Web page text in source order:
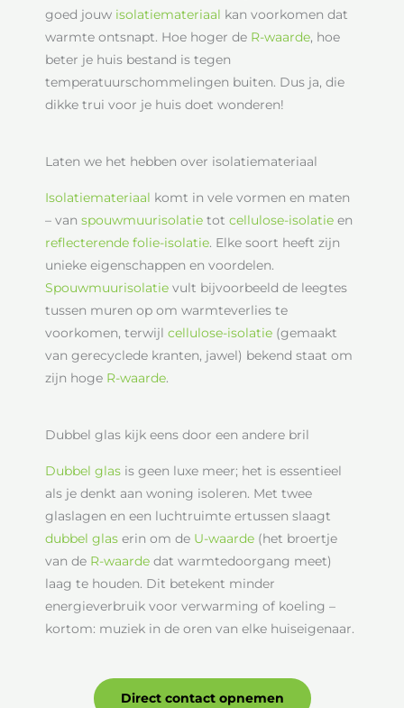
goed jouw isolatiemateriaal kan voorkomen dat
warmte ontsnapt. Hoe hoger de R-waarde, hoe
beter je huis bestand is tegen
temperatuurschommelingen buiten. Dus ja, die
dikke trui voor je huis doet wonderen!
Laten we het hebben over isolatiemateriaal
Isolatiemateriaal komt in vele vormen en maten
– van spouwmuurisolatie tot cellulose-isolatie en
reflecterende folie-isolatie. Elke soort heeft zijn
unieke eigenschappen en voordelen.
Spouwmuurisolatie vult bijvoorbeeld de leegtes
tussen muren op om warmteverlies te
voorkomen, terwijl cellulose-isolatie (gemaakt
van gerecyclede kranten, jawel) bekend staat om
zijn hoge R-waarde.
Dubbel glas kijk eens door een andere bril
Dubbel glas is geen luxe meer; het is essentieel
als je denkt aan woning isoleren. Met twee
glaslagen en een luchtruimte ertussen slaagt
dubbel glas erin om de U-waarde (het broertje
van de R-waarde dat warmtedoorgang meet)
laag te houden. Dit betekent minder
energieverbruik voor verwarming of koeling –
kortom: muziek in de oren van elke huiseigenaar.
Direct contact opnemen